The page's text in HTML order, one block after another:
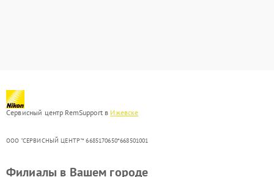
Сервисный центр RemSupport в Ижевске
ООО "СЕРВИСНЫЙ ЦЕНТР"* 6685170650*668501001
Филиалы в Вашем городе